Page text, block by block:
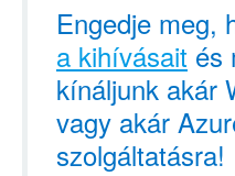
Engedje meg,
a kihívásait és
kínáljunk akár
vagy akár
szolgáltatásra!